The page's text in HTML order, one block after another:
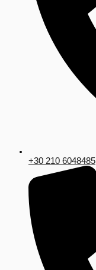
+30 210 6048485